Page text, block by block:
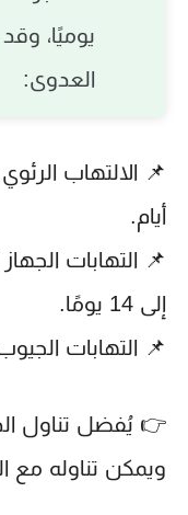
يوميًا،
العدوى:
أيام.
إلى 14 يومًا.
📌 التهابات الجيوب
👉 يُفضل تناول
ويمكن تناوله مع